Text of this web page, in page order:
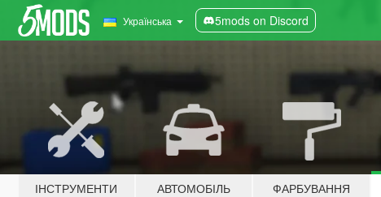
Українська 5mods on Discord
ІНСТРУМЕНТИ АВТОМОБІЛЬ ФАРБУВАННЯ